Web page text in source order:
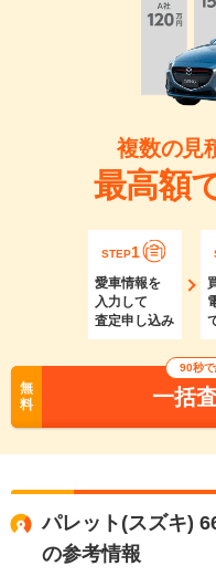
複数の見
最高額
STEP1
愛車情報を
入力して
査定申し込み
無
料
90秒
一括
パレット(スズキ)
の参考情報